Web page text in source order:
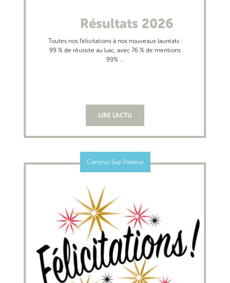
Résultats 2026
Toutes nos félicitations à nos nouveaux lauréats :
99 % de réussite au bac, avec 76 % de mentions
99% ...
LIRE L'ACTU
Campus Sup Pasteur